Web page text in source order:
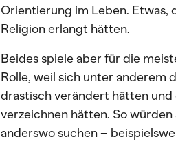
Orientierung im Leben. Etwas,
Religion erlangt hätten.
Beides spiele aber für die
Rolle, weil sich unter anderem
drastisch verändert hätten
verzeichnen hätten. So
anderswo suchen –